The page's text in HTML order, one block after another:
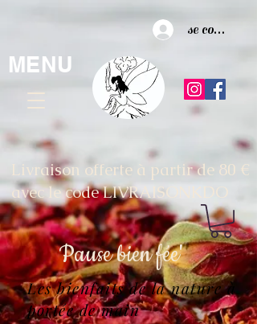
se connecter
Livraison offerte à partir de 80 €
avec le code LIVRAISONKDO
Pausebien fée'
MENU
Les bienfaits de la nature à
portée de main